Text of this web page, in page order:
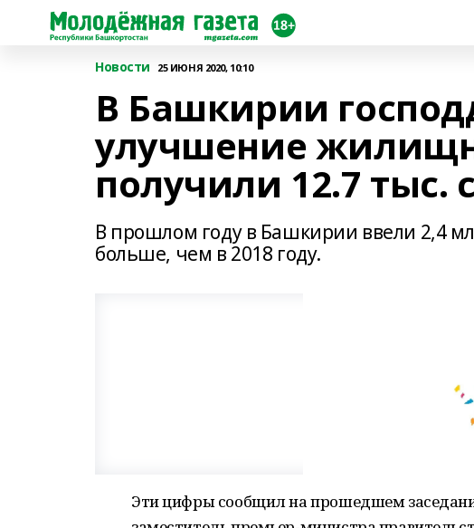
Новости 25 ИЮНЯ 2020, 10:10
В Башкирии
улучшение
получили 12.7 тыс.
В прошлом году в Башкирии ввели 2,4
больше, чем в 2018 году.
Эти цифры сообщил на прошедшем